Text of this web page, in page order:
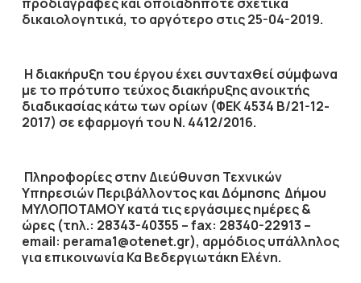
δικαιολογητικά, το αργότερο στις25-04-2019.
Η διακήρυξη του έργου έχει συνταχθεί σύμφωνα
με το πρότυπο τεύχος διακήρυξης ανοικτής
διαδικασίας κάτω των ορίων (ΦΕΚ 4534 Β/21-12-
2017) σε εφαρμογή του Ν. 4412/2016.
Πληροφορίες στην Διεύθυνση Τεχνικών
Υπηρεσιών Περιβάλλοντος και Δόμησης Δήμου
ΜΥΛΟΠΟΤΑΜΟΥ κατά τις εργάσιμες ημέρες &
ώρες (τηλ.: 28343-40355 – fax: 28340-22913 –
email: perama1@otenet.gr), αρμόδιος υπάλληλος
για επικοινωνία Κα Βεδεργιωτάκη Ελένη.